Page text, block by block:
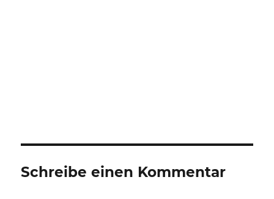
Schreibe einen Kommentar